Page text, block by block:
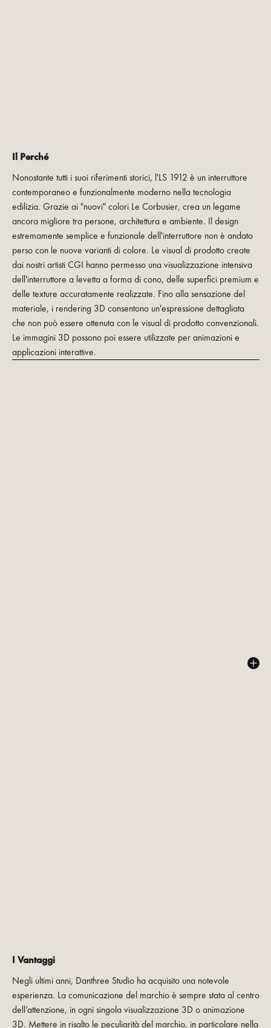
Il Perché
Nonostante tutti i suoi riferimenti storici, l'LS 1912 è un interruttore
contemporaneo e funzionalmente moderno nella tecnologia
edilizia. Grazie ai "nuovi" colori Le Corbusier, crea un legame
ancora migliore tra persone, architettura e ambiente. Il design
estremamente semplice e funzionale dell'interruttore non è andato
perso con le nuove varianti di colore. Le visual di prodotto create
dai nostri artisti CGI hanno permesso una visualizzazione intensiva
dell'interruttore a levetta a forma di cono, delle superfici premium e
delle texture accuratamente realizzate. Fino alla sensazione del
materiale, i rendering 3D consentono un'espressione dettagliata
che non può essere ottenuta con le visual di prodotto convenzionali.
Le immagini 3D possono poi essere utilizzate per animazioni e
applicazioni interattive.
I Vantaggi
Negli ultimi anni, Danthree Studio ha acquisito una notevole
esperienza. La comunicazione del marchio è sempre stata al centro
dell’attenzione, in ogni singola visualizzazione 3D o animazione
3D. Mettere in risalto le peculiarità del marchio, in particolare nella